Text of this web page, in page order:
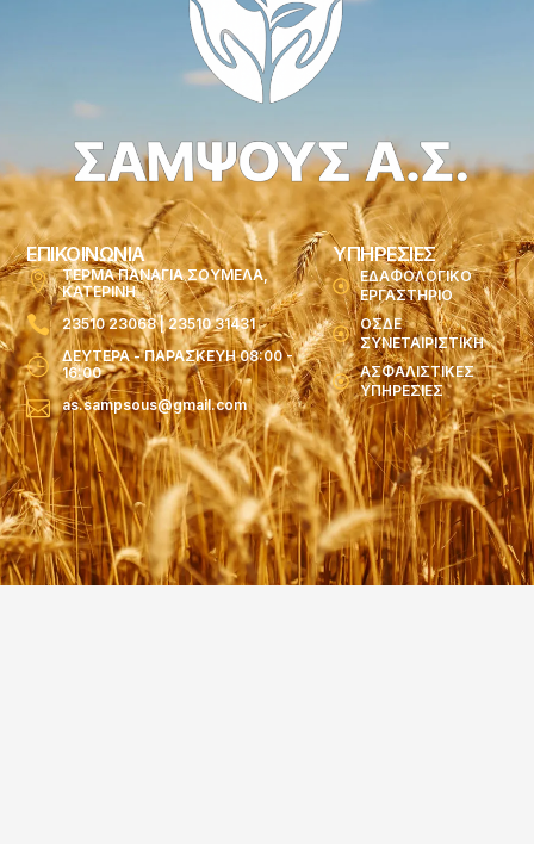
ΕΠΙΚΟΙΝΩΝΙΑ
ΤΕΡΜΑ ΠΑΝΑΓΙΑ ΣΟΥΜΕΛΑ,
ΚΑΤΕΡΙΝΗ
23510 23068 | 23510 31431
ΔΕΥΤΕΡΑ - ΠΑΡΑΣΚΕΥΗ 08:00 -
16:00
as.sampsous@gmail.com
ΥΠΗΡΕΣΙΕΣ
ΕΔΑΦΟΛΟΓΙΚΟ
ΕΡΓΑΣΤΗΡΙΟ
ΟΣΔΕ
ΣΥΝΕΤΑΙΡΙΣΤΙΚΗ
ΑΣΦΑΛΙΣΤΙΚΕΣ
ΥΠΗΡΕΣΙΕΣ